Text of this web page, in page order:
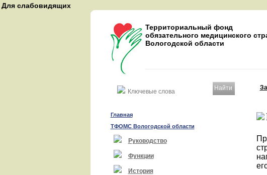
Для слабовидящих
Восстановить
Территориальный фонд
обязательного медицинского
Вологодской области
Найти
Главная
ТФОМС Вологодской области
Руководство
Функции
История